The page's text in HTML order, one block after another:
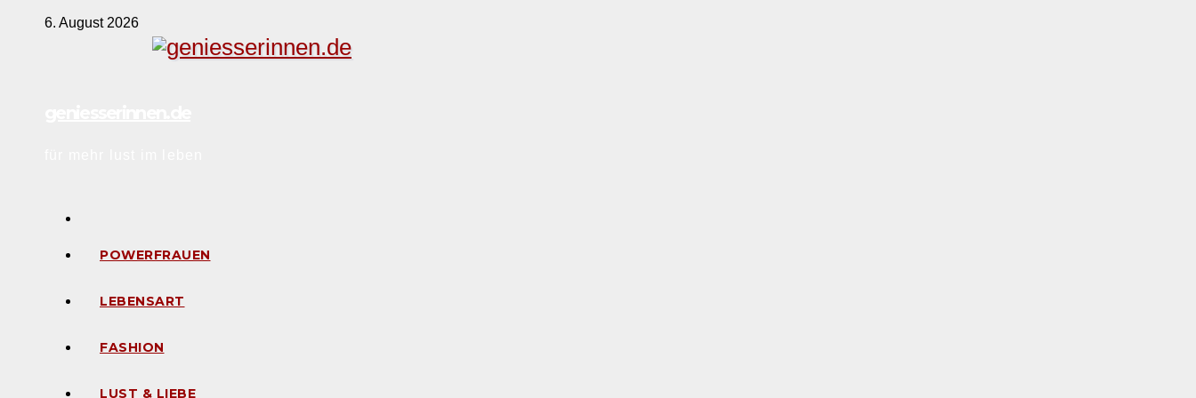
6. August 2026
POWERFRAUEN
LEBENSART
FASHION
LUST & LIEBE